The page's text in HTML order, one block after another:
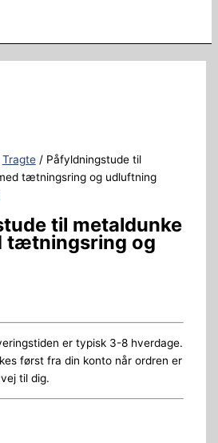
Tragte/ Påfyldningstude til
tætningsring og udluftning
til metaldunke
tætningsring og
er typisk 3-8 hverdage.
først fra din konto når ordren er
til dig.